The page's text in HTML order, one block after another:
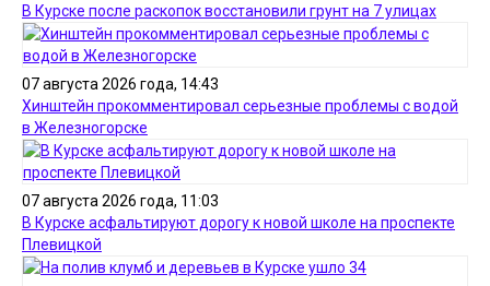
В Курске после раскопок восстановили грунт на 7 улицах
07 августа 2026 года, 14:43
Хинштейн прокомментировал серьезные проблемы с водой
в Железногорске
07 августа 2026 года, 11:03
В Курске асфальтируют дорогу к новой школе на проспекте
Плевицкой